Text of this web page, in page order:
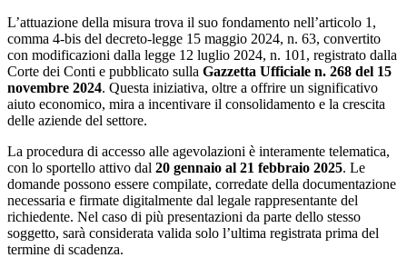
L’attuazione della misura trova il suo fondamento nell’articolo 1,
comma 4-bis del decreto-legge 15 maggio 2024, n. 63, convertito
con modificazioni dalla legge 12 luglio 2024, n. 101, registrato dalla
Corte dei Conti e pubblicato sulla Gazzetta Ufficiale n. 268 del 15
novembre 2024. Questa iniziativa, oltre a offrire un significativo
aiuto economico, mira a incentivare il consolidamento e la crescita
delle aziende del settore.
La procedura di accesso alle agevolazioni è interamente telematica,
con lo sportello attivo dal 20 gennaio al 21 febbraio 2025. Le
domande possono essere compilate, corredate della documentazione
necessaria e firmate digitalmente dal legale rappresentante del
richiedente. Nel caso di più presentazioni da parte dello stesso
soggetto, sarà considerata valida solo l’ultima registrata prima del
termine di scadenza.